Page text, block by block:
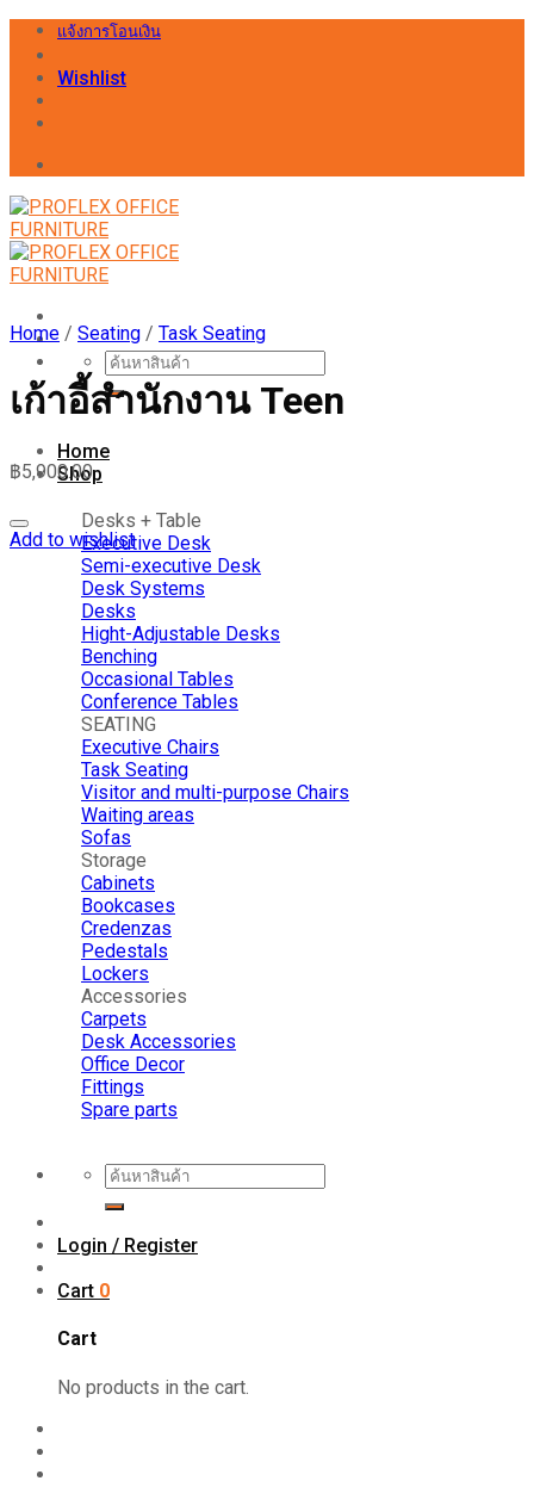
Skip
content
แจ้งการโอนเงิน
Wishlist
Search
for:
Home
Shop
Desks + Table
Executive Desk
Semi-executive Desk
Desk Systems
Desks
Hight-Adjustable Desks
Benching
Occasional Tables
Conference Tables
SEATING
Executive Chairs
Task Seating
Visitor and multi-purpose Chairs
Waiting areas
Sofas
Storage
Cabinets
Bookcases
Credenzas
Pedestals
Lockers
Accessories
Carpets
Desk Accessories
Office Decor
Fittings
Spare parts
Search
for:
Login / Register
Cart 0
Cart
No products in the cart.
Home / Seating / Task Seating
เก้าอี้สำนักงาน Teen
฿5,900.00
Add to wishlist